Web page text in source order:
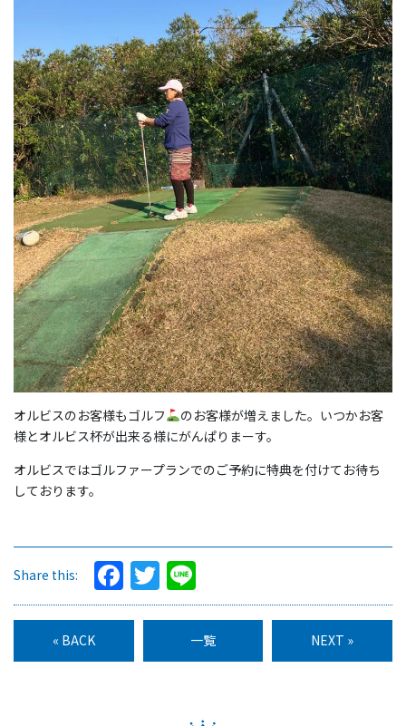
オルビスのお客様もゴルフ
のお客様が増えました。いつかお客
様とオルビス杯が出来る様にがんぱりまーす。
オルビスではゴルファープランでのご予約に特典を付けてお待ち
しております。
Share this: Facebook
Twitter
« BACK 一覧 NEXT »